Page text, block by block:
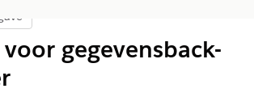
weergeven
gegevensback-